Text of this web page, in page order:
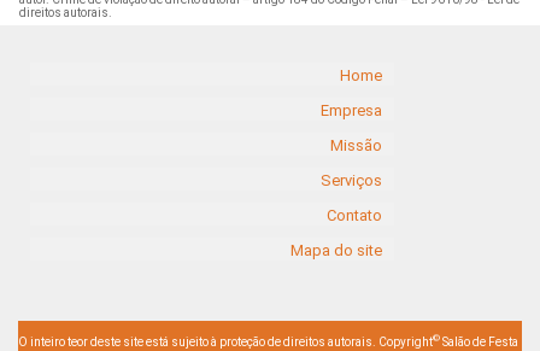
direitos autorais.
Home
Empresa
Missão
Serviços
Contato
Mapa do site
O inteiro teor deste site está sujeito à proteção de direitos autorais. Copyright© Salão de Festa